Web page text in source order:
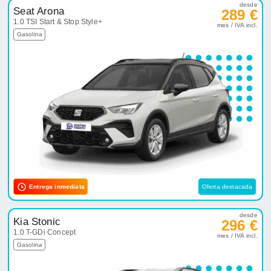
Seat Arona
1.0 TSI Start & Stop Style+
Gasolina
desde
289 €
mes / IVA incl.
Entrega inmediata Oferta destacada
Kia Stonic
1.0 T-GDi Concept
Gasolina
desde
296 €
mes / IVA incl.